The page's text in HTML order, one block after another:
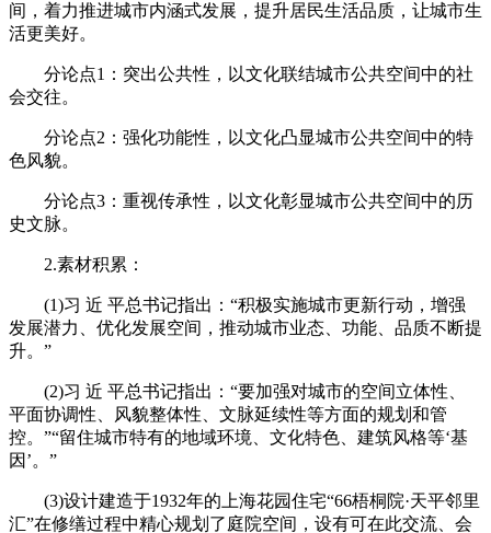
间，着力推进城市内涵式发展，提升居民生活品质，让城市生
活更美好。
分论点1：突出公共性，以文化联结城市公共空间中的社
会交往。
分论点2：强化功能性，以文化凸显城市公共空间中的特
色风貌。
分论点3：重视传承性，以文化彰显城市公共空间中的历
史文脉。
2.素材积累：
(1)习 近 平总书记指出：“积极实施城市更新行动，增强
发展潜力、优化发展空间，推动城市业态、功能、品质不断提
升。”
(2)习 近 平总书记指出：“要加强对城市的空间立体性、
平面协调性、风貌整体性、文脉延续性等方面的规划和管
控。”“留住城市特有的地域环境、文化特色、建筑风格等‘基
因’。”
(3)设计建造于1932年的上海花园住宅“66梧桐院·天平邻里
汇”在修缮过程中精心规划了庭院空间，设有可在此交流、会